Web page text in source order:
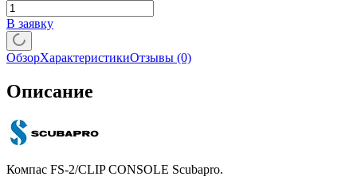
В заявку
ОбзорХарактеристикиОтзывы (0)
Описание
Компас FS-2/CLIP CONSOLE Scubapro.